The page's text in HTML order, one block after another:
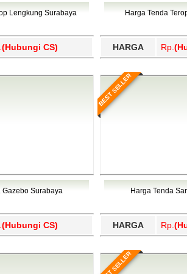
Waropen, Way Kanan, Wonogiri,
Lengkung Surabaya
(Hubungi CS)
Harga Tenda
HARGA Rp.
Gazebo Surabaya
(Hubungi CS)
BEST SELLER
Harga Tenda
HARGA Rp.